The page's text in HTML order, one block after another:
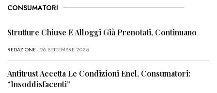
CONSUMATORI
Strutture Chiuse E Alloggi Già Prenotati, Continuano
REDAZIONE- 26 SETTEMBRE 2025
Antitrust Accetta Le Condizioni Enel, Consumatori:
“Insoddisfacenti”